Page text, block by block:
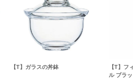
【T】ガラスの丼鉢
【T】フ
ル ブラ